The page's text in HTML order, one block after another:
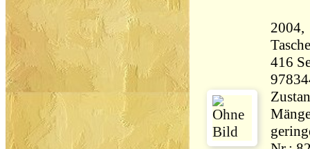
2004,
416 Seiten